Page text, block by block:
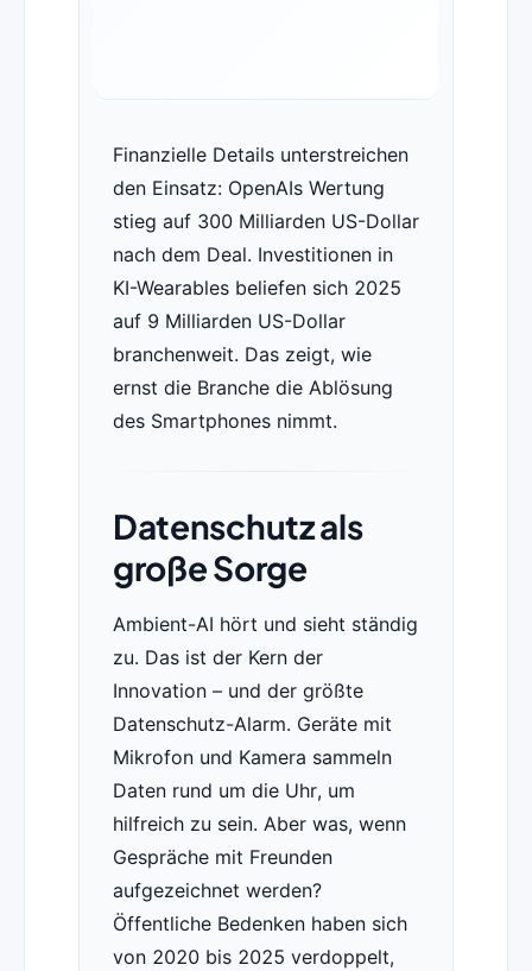
Finanzielle Details unterstreichen
den Einsatz: OpenAIs Wertung
stieg auf 300 Milliarden US-Dollar
nach dem Deal. Investitionen in
KI-Wearables beliefen sich 2025
auf 9 Milliarden US-Dollar
branchenweit. Das zeigt, wie
ernst die Branche die Ablösung
des Smartphones nimmt.
Datenschutz als
große Sorge
Ambient-AI hört und sieht ständig
zu. Das ist der Kern der
Innovation – und der größte
Datenschutz-Alarm. Geräte mit
Mikrofon und Kamera sammeln
Daten rund um die Uhr, um
hilfreich zu sein. Aber was, wenn
Gespräche mit Freunden
aufgezeichnet werden?
Öffentliche Bedenken haben sich
von 2020 bis 2025 verdoppelt,